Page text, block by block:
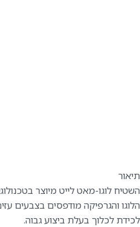
תיאור
השטיח לוגו-מאט לייט מיוצר
הלוגו והגרפיקה מודפסים בצבעים
לכידת לכלוך בעלת ביצוע גבוה.